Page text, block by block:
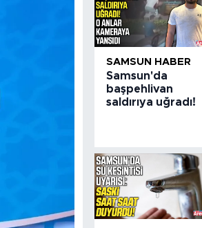
SAMSUN HABER
Samsun'da
başpehlivan
saldırıya uğradı!